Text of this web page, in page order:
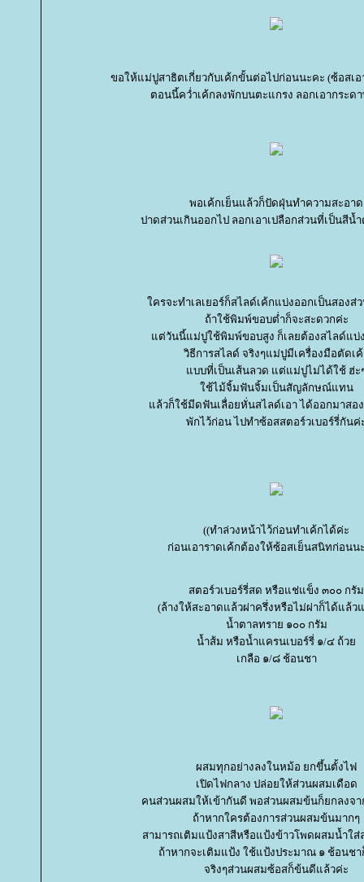
ขอให้แม่ปูสาธิตเกี่ยวกับเค้กขั้นต่อไปก่อนนะคะ (ซ้อสเ
ตอนนี้คว่ำเค้กลงพักบนตะแกรง ลอกเอากระด
พอเค้กเย็นแล้วก็ปัดฝุ่นทำความสะอาด
ปาดส่วนเกินออกไป ลอกเอาเปลือกส่วนที่เป็นสีน้
ครจะทำเลเยอร์ก็สไลด์เค้กแบ่งออกเป็นสองส่
ถ้าใช้พิมพ์ขอบต่ำก็จะสะดวกค่ะ
ต่วันนี้แม่ปูใช้พิมพ์ขอบสูง ก็เลยต้องสไลด์แบ่
วิธีการสไลด์ จริงๆแม่ปูมีเครื่องมือตัดเ
บบที่เป็นเส้นลวด แต่แม่ปูไม่ได้ใช้ ฮ่ะ
ช้ไม้จิ้มฟันจิ้มเป็นสัญลักษณ์แทน
ล้วก็ใช้มีดฟันเลื่อยหั่นสไลด์เอา ได้ออกมาสอ
พักไว้ก่อน ไปทำซ้อสสตอร์วเบอร์รี่กันค่
((ทำล่วงหน้าไว้ก่อนทำเค้กได้ค่ะ
ก่อนเอาราดเค้กต้องให้ซ้อสเย็นสนิทก่อนน
สตอร์วเบอร์รี่สด หรือแช่แข็ง ๓๐๐ กรัม
(ล้างให้สะอาดแล้วผ่าครึ่งหรือไม่ผ่าก็ได้แล้ว
น้ำตาลทราย ๑๐๐ กรัม
น้ำส้ม หรือน้ำแครนเบอร์รี่ ๑/๔ ถ้ว
เกลือ ๑/๘ ช้อนชา
ผสมทุกอย่างลงในหม้อ ยกขึ้นตั้งไฟ
เปิดไฟกลาง ปล่อยให้ส่วนผสมเดือด
คนส่วนผสมให้เข้ากันดี พอส่วนผสมข้นก็ยกลงจา
ถ้าหากใครต้องการส่วนผสมข้นมากๆ
สามารถเติมแป้งสาสีหรือแป้งข้าวโพดผสมน้ำใส่
ถ้าหากจะเติมแป้ง ใช้แป้งประมาณ ๑ ช้อนช
จริงๆส่วนผสมซ้อสก็ข้นดีแล้วค่ะ